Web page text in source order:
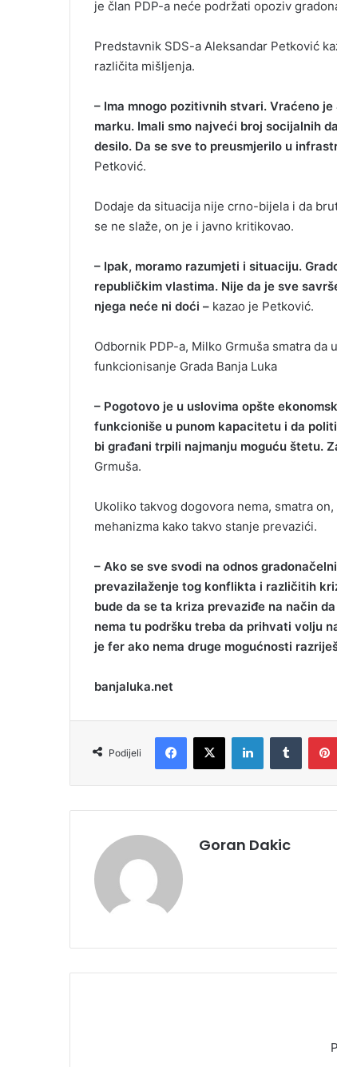
je član PDP-a neće podržati opoziv
Predstavnik SDS-a Aleksandar Petković
različita mišljenja.
– Ima mnogo pozitivnih stvari. Vraćeno
marku. Imali smo najveći broj socijalnih
desilo. Da se sve to preusmjerilo u
Petković.
Dodaje da situacija nije crno-bijela i da
se ne slaže, on je i javno kritikovao.
– Ipak, moramo razumjeti i situaciju.
republičkim vlastima. Nije da je sve
njega neće ni doći – kazao je Petković.
Odbornik PDP-a, Milko Grmuša smatra
funkcionisanje Grada Banja Luka
– Pogotovo je u uslovima opšte
funkcioniše u punom kapacitetu i da
bi građani trpili najmanju moguću štetu.
Grmuša.
Ukoliko takvog dogovora nema, smatra
mehanizma kako takvo stanje prevazići.
– Ako se sve svodi na odnos
prevazilaženje tog konflikta i različitih
bude da se ta kriza prevaziđe na način
nema tu podršku treba da prihvati volju
je fer ako nema druge mogućnosti
banjaluka.net
Podijeli
Goran Dakic